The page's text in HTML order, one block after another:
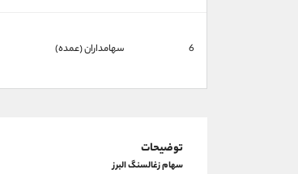
6 سهامداران (عمده)
توضیحات
سهام زغالسنگ البرز